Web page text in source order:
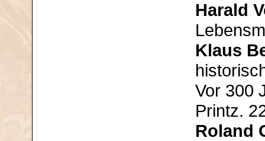
Harald
Klaus
Vor 300
Printz.
Roland